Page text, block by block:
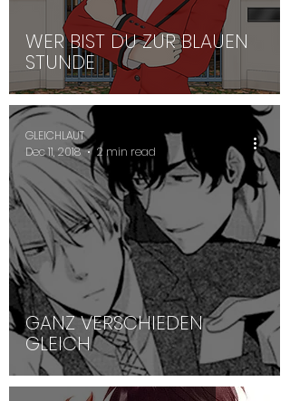
WER BIST DU ZUR BLAUEN
STUNDE
GANZ VERSCHIEDEN
GLEICH
GLEICHLAUT
Dec 11, 2018
2 min read